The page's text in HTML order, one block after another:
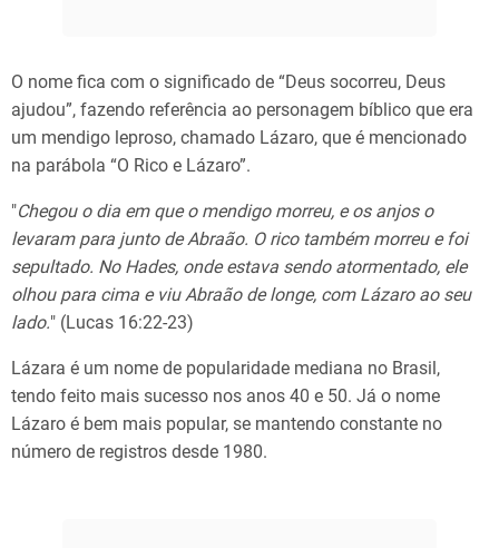
O nome fica com o significado de “Deus socorreu, Deus
ajudou”, fazendo referência ao personagem bíblico que era
um mendigo leproso, chamado Lázaro, que é mencionado
na parábola “O Rico e Lázaro”.
"Chegou o dia em que o mendigo morreu, e os anjos o
levaram para junto de Abraão. O rico também morreu e foi
sepultado. No Hades, onde estava sendo atormentado, ele
olhou para cima e viu Abraão de longe, com Lázaro ao seu
lado." (Lucas 16:22-23)
Lázara é um nome de popularidade mediana no Brasil,
tendo feito mais sucesso nos anos 40 e 50. Já o nome
Lázaro é bem mais popular, se mantendo constante no
número de registros desde 1980.